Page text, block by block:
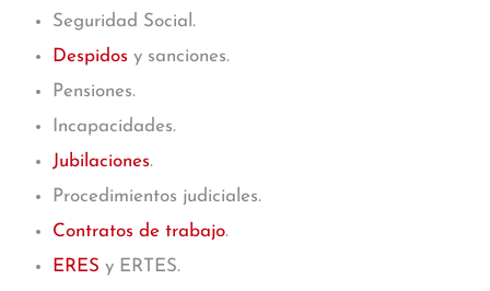
Seguridad Social.
Despidos y sanciones.
Pensiones.
Incapacidades.
Jubilaciones.
Procedimientos judiciales.
Contratos de trabajo.
ERES y ERTES.